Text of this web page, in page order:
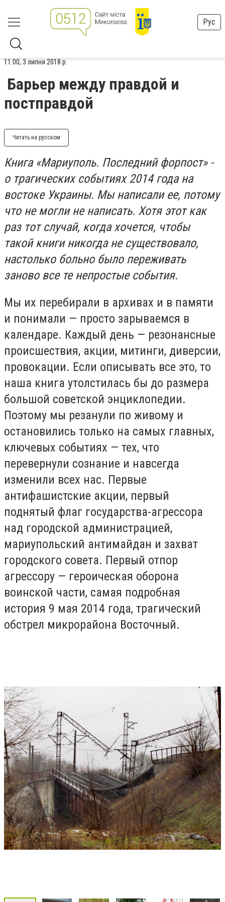
Рус
11:00, 3 липня 2018 р.
Барьер между правдой и
постправдой
Читать на русском
Книга «Мариуполь. Последний форпост» -
о трагических событиях 2014 года на
востоке Украины. Мы написали ее, потому
что не могли не написать. Хотя этот как
раз тот случай, когда хочется, чтобы
такой книги никогда не существовало,
настолько больно было переживать
заново все те непростые события.
Мы их перебирали в архивах и в памяти
и понимали — просто зарываемся в
календаре. Каждый день — резонансные
происшествия, акции, митинги, диверсии,
провокации. Если описывать все это, то
наша книга утолстилась бы до размера
большой советской энциклопедии.
Поэтому мы резанули по живому и
остановились только на самых главных,
ключевых событиях — тех, что
перевернули сознание и навсегда
изменили всех нас. Первые
антифашистские акции, первый
поднятый флаг государства-агрессора
над городской администрацией,
мариупольский антимайдан и захват
городского совета. Первый отпор
агрессору — героическая оборона
воинской части, самая подробная
история 9 мая 2014 года, трагический
обстрел микрорайона Восточный.